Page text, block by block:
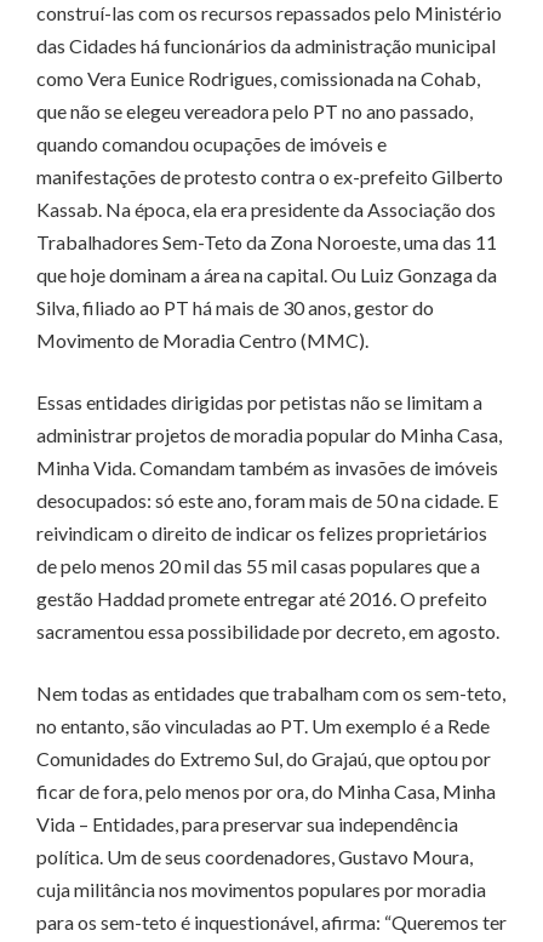
construí-las com os recursos repassados pelo Ministério
das Cidades há funcionários da administração municipal
como Vera Eunice Rodrigues, comissionada na Cohab,
que não se elegeu vereadora pelo PT no ano passado,
quando comandou ocupações de imóveis e
manifestações de protesto contra o ex-prefeito Gilberto
Kassab. Na época, ela era presidente da Associação dos
Trabalhadores Sem-Teto da Zona Noroeste, uma das 11
que hoje dominam a área na capital. Ou Luiz Gonzaga da
Silva, filiado ao PT há mais de 30 anos, gestor do
Movimento de Moradia Centro (MMC).
Essas entidades dirigidas por petistas não se limitam a
administrar projetos de moradia popular do Minha Casa,
Minha Vida. Comandam também as invasões de imóveis
desocupados: só este ano, foram mais de 50 na cidade. E
reivindicam o direito de indicar os felizes proprietários
de pelo menos 20 mil das 55 mil casas populares que a
gestão Haddad promete entregar até 2016. O prefeito
sacramentou essa possibilidade por decreto, em agosto.
Nem todas as entidades que trabalham com os sem-teto,
no entanto, são vinculadas ao PT. Um exemplo é a Rede
Comunidades do Extremo Sul, do Grajaú, que optou por
ficar de fora, pelo menos por ora, do Minha Casa, Minha
Vida – Entidades, para preservar sua independência
política. Um de seus coordenadores, Gustavo Moura,
cuja militância nos movimentos populares por moradia
para os sem-teto é inquestionável, afirma: “Queremos ter